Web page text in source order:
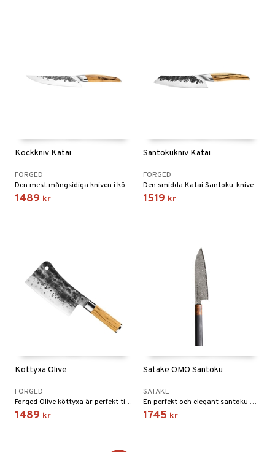
Kockkniv Katai
FORGED
Den mest mångsidiga kniven i köket och oumbärlig för varje (amatör) kock. Praktiskt för att skära kött, fisk eller grönsaker men också perfekt för att finhacka örter.
1489 kr
Santokukniv Katai
FORGED
Den smidda Katai Santoku-kniven 18 cm är den japanska versionen av kockkniven. Ordet "santoku" betyder "tre dygder", en hänvisning till de tre skärfunktioner som kniven kan utföra: skiva, tärna och hacka.
1519 kr
Köttyxa Olive
FORGED
Forged Olive köttyxa är perfekt till att skära och hacka grova bitar av kött och grönsaker.
1489 kr
Satake OMO Santoku
SATAKE
En perfekt och elegant santoku med bladlängd på 17 cm. Det mjukt polerade damascusbladet är starkt och tunt vilket ger en mycket exklusiv känsla vid användning.
1745 kr